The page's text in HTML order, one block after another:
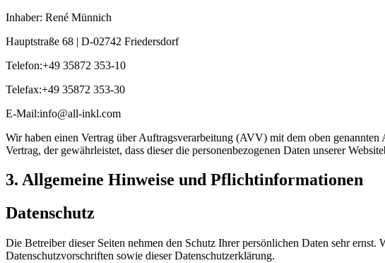
Inhaber: René Münnich
Hauptstraße 68 | D-02742 Friedersdorf
Telefon:+49 35872 353-10
Telefax:+49 35872 353-30
E-Mail:info@all-inkl.com
Wir haben einen Vertrag über Auftragsverarbeitung (AVV) mit dem oben
Vertrag, der gewährleistet, dass dieser die personenbezogenen Daten unserer
3. Allgemeine Hinweise und Pflichtinformationen
Datenschutz
Die Betreiber dieser Seiten nehmen den Schutz Ihrer persönlichen Daten sehr
Datenschutzvorschriften sowie dieser Datenschutzerklärung.